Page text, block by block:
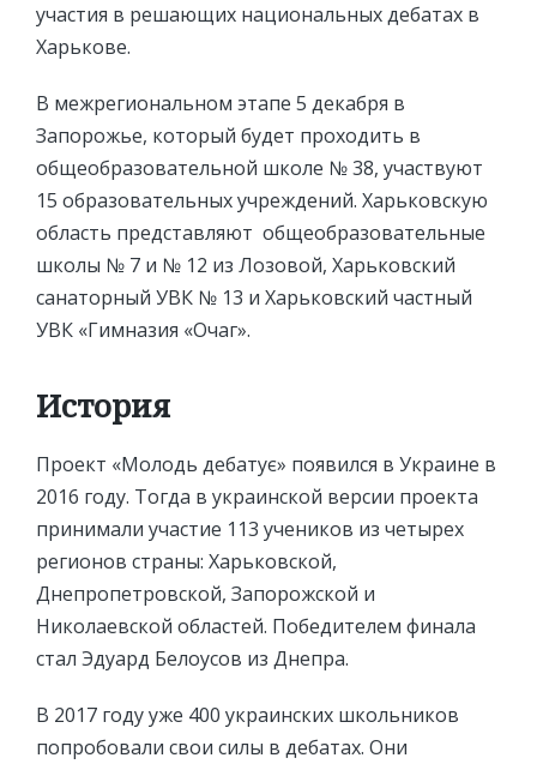
участия в решающих национальных дебатах в
Харькове.
В межрегиональном этапе 5 декабря в
Запорожье, который будет проходить в
общеобразовательной школе № 38, участвуют
15 образовательных учреждений. Харьковскую
область представляют общеобразовательные
школы № 7 и № 12 из Лозовой, Харьковский
санаторный УВК № 13 и Харьковский частный
УВК «Гимназия «Очаг».
История
Проект «Молодь дебатує» появился в Украине в
2016 году. Тогда в украинской версии проекта
принимали участие 113 учеников из четырех
регионов страны: Харьковской,
Днепропетровской, Запорожской и
Николаевской областей. Победителем финала
стал Эдуард Белоусов из Днепра.
В 2017 году уже 400 украинских школьников
попробовали свои силы в дебатах. Они